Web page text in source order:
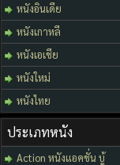
หนังอินเดีย
หนังเกาหลี
หนังเอเชีย
หนังใหม่
หนังไทย
ประเภทหนัง
Action หนังแอคชั่น บู้